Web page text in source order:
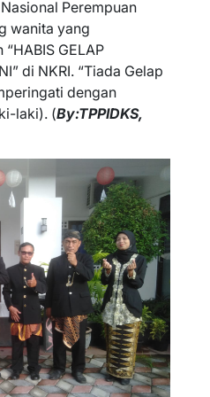
Perempuan
wanita yang
GELAP
di NKRI. “Tiada Gelap
dengan
laki). (By:TPPIDKS,